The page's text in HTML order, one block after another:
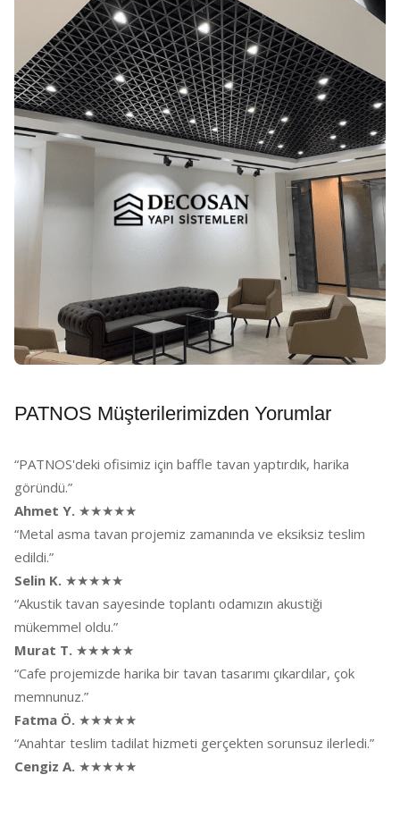
PATNOS Müşterilerimizden Yorumlar
“PATNOS'deki ofisimiz için baffle tavan yaptırdık, harika
göründü.”
Ahmet Y. ★★★★★
“Metal asma tavan projemiz zamanında ve eksiksiz teslim
edildi.”
Selin K. ★★★★★
“Akustik tavan sayesinde toplantı odamızın akustiği
mükemmel oldu.”
Murat T. ★★★★★
“Cafe projemizde harika bir tavan tasarımı çıkardılar, çok
memnunuz.”
Fatma Ö. ★★★★★
“Anahtar teslim tadilat hizmeti gerçekten sorunsuz ilerledi.”
Cengiz A. ★★★★★